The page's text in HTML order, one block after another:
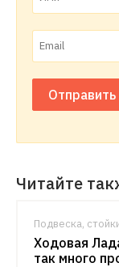
Отправить
Читайте
Подвеска,
Ходовая
так много